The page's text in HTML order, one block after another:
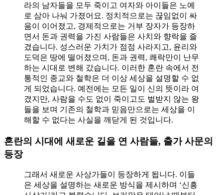
라의 남자들을 모두 죽이고 여자와 아이들은 노예
로 삼아 나눠 가졌어요. 정치적으로는 끊임없이 싸
움이 이어졌고, 경제적으로는 거부 장자가 등장하
면서 돈과 권력을 가진 사람들은 사치와 향락을 즐
겼습니다. 성스러운 가치가 점점 사라지고, 윤리와
도덕은 땅에 떨어졌으며, 돈과 권력, 쾌락만이 난무
하는 시대로 변해 갔습니다. 이러한 혼란 속에서 전
통적인 종교와 철학은 더 이상 세상을 설명할 수 없
게 되었습니다. 예전에는 모든 일이 신의 뜻이라 여
겼지만, 사람을 수도 없이 죽이고도 벌받지 않는 왕
들을 보며 기존의 철학과 믿음만으로는 세상을 이
해할 수 없다는 사실을 깨닫게 된 것입니다.
혼란의 시대에 새로운 길을 연 사람들, 출가 사문의
등장
그래서 새로운 사상가들이 등장하게 됩니다. 이들
은 세상을 설명하는 새로운 방식을 제시하며 ‘신흥